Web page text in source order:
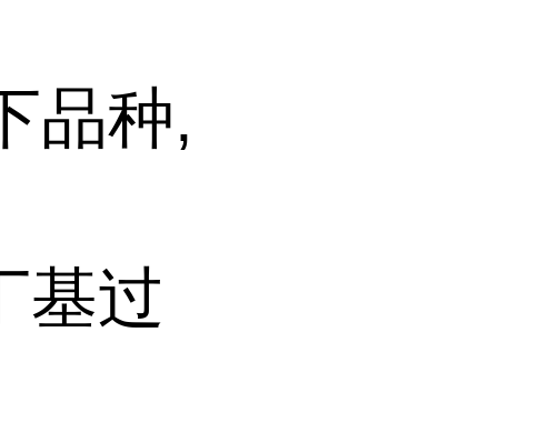
品种,
基过